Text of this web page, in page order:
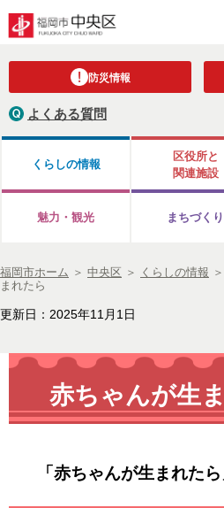
防災情報
よくある質問
くらしの情報
区役所と
関連施設
魅力・観光 まちづくり
福岡市ホーム ＞ 中央区 ＞ くらしの情報 ＞
まれたら
更新日：2025年11月1日
赤ちゃんが生
「赤ちゃんが生まれた